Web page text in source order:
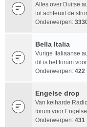
Alles over Duitse
tot achteruit de
Onderwerpen:
Bella Italia
Vurige Italiaanse
dit is het forum
Onderwerpen: 422
Engelse drop
Van keiharde
forum voor
Onderwerpen: 431